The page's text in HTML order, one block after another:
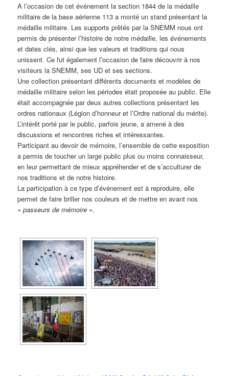
A l’occasion de cet événement la section 1844 de la médaille
militaire de la base aérienne 113 a monté un stand présentant la
médaille militaire. Les supports prêtés par la SNEMM nous ont
permis de présenter l’histoire de notre médaille, les événements
et dates clés, ainsi que les valeurs et traditions qui nous
unissent. Ce fut également l’occasion de faire découvrir à nos
visiteurs la SNEMM, ses UD et ses sections.
Une collection présentant différents documents et modèles de
médaille militaire selon les périodes était proposée au public. Elle
était accompagnée par deux autres collections présentant les
ordres nationaux (Légion d’honneur et l’Ordre national du mérite).
L’intérêt porté par le public, parfois jeune, a amené à des
discussions et rencontres riches et intéressantes.
Participant au devoir de mémoire, l’ensemble de cette exposition
a permis de toucher un large public plus ou moins connaisseur,
en leur permettant de mieux appréhender et de s’acculturer de
nos traditions et de notre histoire.
La participation à ce type d’événement est à reproduire, elle
permet de faire briller nos couleurs et de mettre en avant nos
«passeurs de mémoire ».